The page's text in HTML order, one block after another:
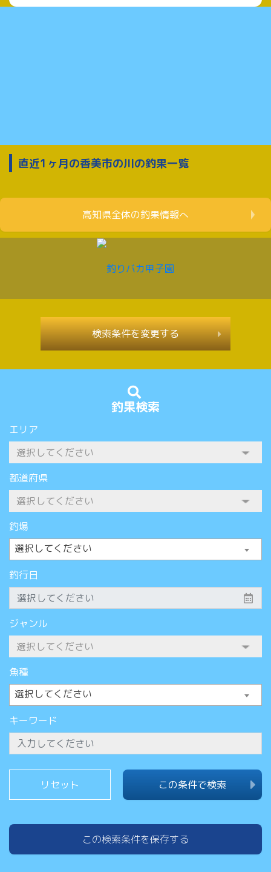
釣果検索
エリア
都道府県
釣場
選択してください
釣行日
ジャンル
魚種
選択してください
キーワード
この条件で検索
この検索条件を保存する
直近1ヶ月の香美市の川の釣果一覧
高知県全体の釣果情報へ
検索条件を変更する